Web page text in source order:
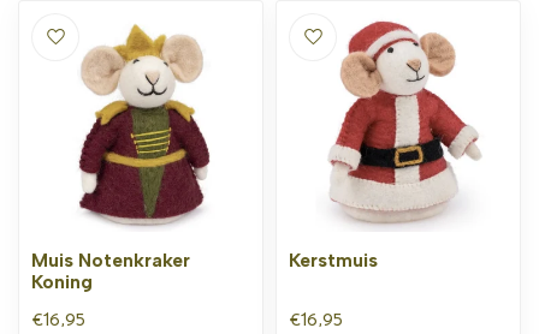
Muis Notenkraker
Koning
€16,95
Kerstmuis
€16,95